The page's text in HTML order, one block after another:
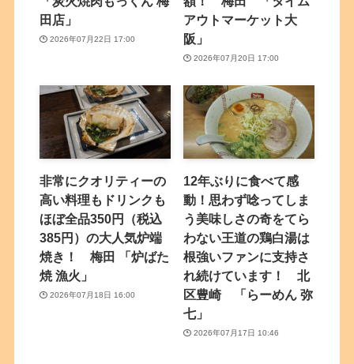
田店」
2026年07月22日 17:00
アウトマーケット大
阪」
2026年07月20日 17:00
非常にクオリティーの
高い料理もドリンクも
ほぼ全品350円（税込
385円）の大人気炉端
焼き！ 梅田 「炉ばた
焼 漁火」
2026年07月18日 16:00
12年ぶりに食べて感
動！思わず唸ってしま
う美味しさの奇をてら
わない王道の鶏白湯は
根強いファンに支持さ
れ続けています！ 北
区豊崎 「らーめん 弥
七」
2026年07月17日 10:46